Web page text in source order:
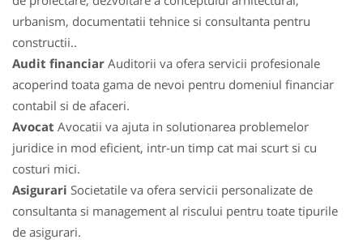
urbanism, documentatii tehnice si consultanta pentru
constructii..
Audit financiar Auditorii va ofera servicii profesionale
acoperind toata gama de nevoi pentru domeniul financiar
contabil si de afaceri.
Avocat Avocatii va ajuta in solutionarea problemelor
juridice in mod eficient, intr-un timp cat mai scurt si cu
costuri mici.
Asigurari Societatile va ofera servicii personalizate de
consultanta si management al riscului pentru toate tipurile
de asigurari.